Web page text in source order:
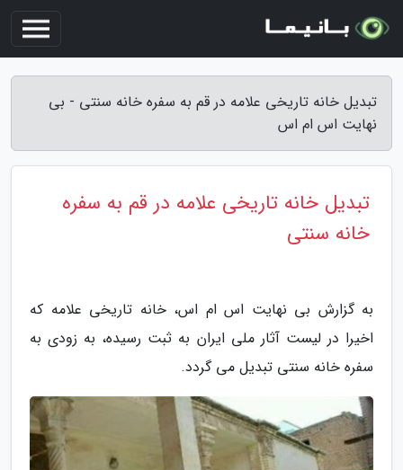
تبدیل خانه تاریخی علامه در قم به سفره خانه سنتی - بی
نهایت اس ام اس
تبدیل خانه تاریخی علامه در قم به سفره
خانه سنتی
به گزارش بی نهایت اس ام اس، خانه تاریخی علامه که
اخیرا در لیست آثار ملی ایران به ثبت رسیده، به زودی به
سفره خانه سنتی تبدیل می گردد.